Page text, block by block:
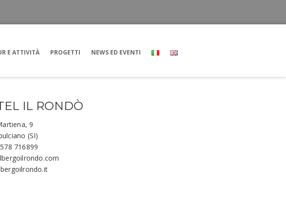
E ATTIVITÀ PROGETTI NEWS ED EVENTI
IL RONDÒ
9
(SI)
716899